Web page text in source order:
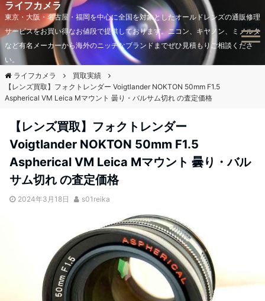
ライフカメラ
東京・大阪・名古屋・福岡を中心に全国を対象としたオールドレンズの通販修理
サービスをお買い得なお値段で提供しております。ニコン、キヤノン、ミノルタ
など有名メーカーから海外のニッチなブランドまでぜひ見積もりご相談くださ
い。
ライフカメラ
買取実績
【レンズ買取】フォクトレンダー Voigtlander NOKTON 50mm F1.5
Aspherical VM Leica Mマウント 曇り・バルサム切れ の査定価格
【レンズ買取】フォクトレンダー
Voigtlander NOKTON 50mm F1.5
Aspherical VM Leica Mマウント 曇り・バル
サム切れ の査定価格
2024年3月18日 s01reika